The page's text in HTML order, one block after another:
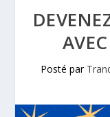
Posté par